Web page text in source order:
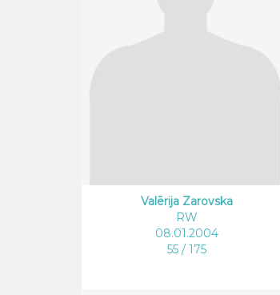
Valērija Zarovska
RW
08.01.2004
55 / 175